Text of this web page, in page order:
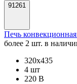
91261
Печь
более 2 шт. в
320х435
4 шт
220 В